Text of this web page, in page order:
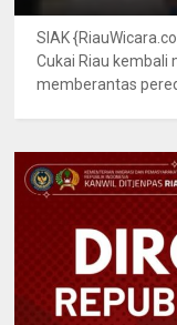
SIAK
Cukai Riau kembali
memberantas